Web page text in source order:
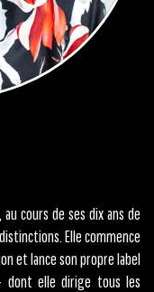
cours de ses dix ans de
Elle commence
et lance son propre label
dont elle dirige tous les